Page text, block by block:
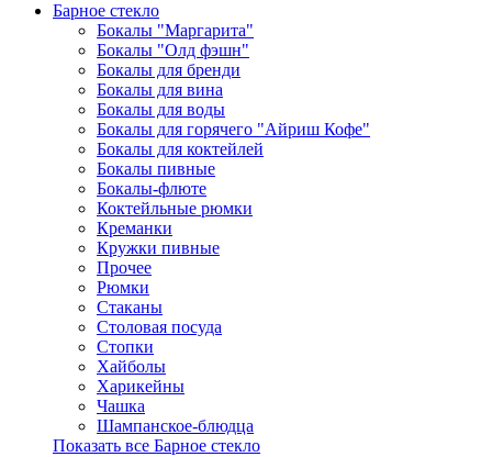
Барное стекло
Бокалы "Маргарита"
Бокалы "Олд фэшн"
Бокалы для бренди
Бокалы для вина
Бокалы для воды
Бокалы для горячего "Айриш Кофе"
Бокалы для коктейлей
Бокалы пивные
Бокалы-флюте
Коктейльные рюмки
Креманки
Кружки пивные
Прочее
Рюмки
Стаканы
Столовая посуда
Стопки
Хайболы
Харикейны
Чашка
Шампанское-блюдца
Показать все Барное стекло